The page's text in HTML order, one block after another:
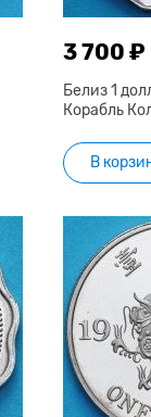
3 700 ₽
Белиз 1
Корабль
В